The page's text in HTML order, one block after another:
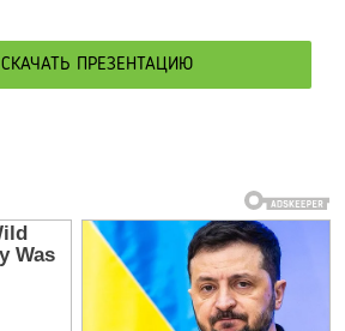
СКАЧАТЬ ПРЕЗЕНТАЦИЮ